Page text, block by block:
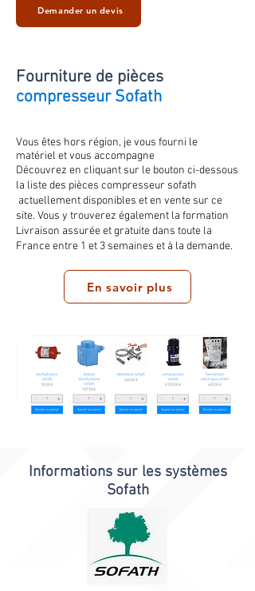
Demander un devis
Fourniture de pièces
compresseur Sofath
Vous êtes hors région, je vous fourni le
matériel et vous accompagne
Découvrez en cliquant sur le bouton ci-dessous
la liste des pièces compresseur sofath
actuellement disponibles et en vente sur ce
site. Vous y trouverez également la formation
Livraison assurée et gratuite dans toute la
France entre 1 et 3 semaines et à la demande.
En savoir plus
Informations sur les systèmes
Sofath